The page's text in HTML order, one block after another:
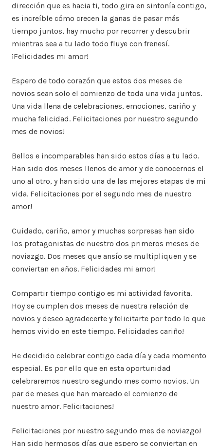
dirección que es hacia ti, todo gira en sintonía contigo,
es increíble cómo crecen la ganas de pasar más
tiempo juntos, hay mucho por recorrer y descubrir
mientras sea a tu lado todo fluye con frenesí.
¡Felicidades mi amor!
Espero de todo corazón que estos dos meses de
novios sean solo el comienzo de toda una vida juntos.
Una vida llena de celebraciones, emociones, cariño y
mucha felicidad. Felicitaciones por nuestro segundo
mes de novios!
Bellos e incomparables han sido estos días a tu lado.
Han sido dos meses llenos de amor y de conocernos el
uno al otro, y han sido una de las mejores etapas de mi
vida. Felicitaciones por el segundo mes de nuestro
amor!
Cuidado, cariño, amor y muchas sorpresas han sido
los protagonistas de nuestro dos primeros meses de
noviazgo. Dos meses que ansío se multipliquen y se
conviertan en años. Felicidades mi amor!
Compartir tiempo contigo es mi actividad favorita.
Hoy se cumplen dos meses de nuestra relación de
novios y deseo agradecerte y felicitarte por todo lo que
hemos vivido en este tiempo. Felicidades cariño!
He decidido celebrar contigo cada día y cada momento
especial. Es por ello que en esta oportunidad
celebraremos nuestro segundo mes como novios. Un
par de meses que han marcado el comienzo de
nuestro amor. Felicitaciones!
Felicitaciones por nuestro segundo mes de noviazgo!
Han sido hermosos días que espero se conviertan en